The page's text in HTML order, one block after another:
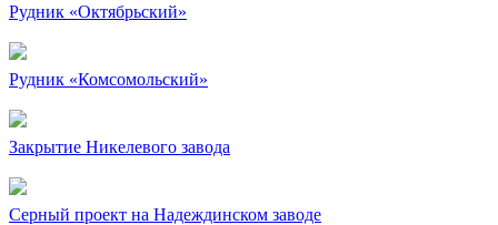
Рудник «Октябрьский»
Рудник «Комсомольский»
Закрытие Никелевого завода
Серный проект на Надеждинском заводе